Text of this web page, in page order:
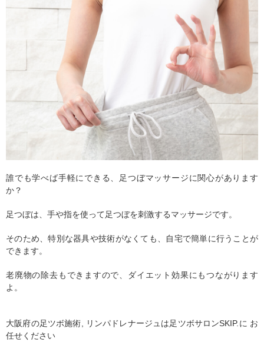
誰でも学べば手軽にできる、足つぼマッサージに関心があります
か？
足つぼは、手や指を使って足つぼを刺激するマッサージです。
そのため、特別な器具や技術がなくても、自宅で簡単に行うことが
できます。
老廃物の除去もできますので、ダイエット効果にもつながります
よ。
大阪府の足ツボ施術, リンパドレナージュは足ツボサロンSKIP.に お
任せください